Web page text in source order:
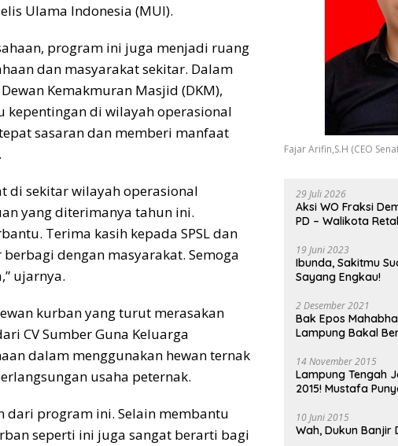
Ulama Indonesia (MUI).
program ini juga menjadi ruang
dan masyarakat sekitar. Dalam
Kemakmuran Masjid (DKM),
kepentingan di wilayah operasional
sasaran dan memberi manfaat
di sekitar wilayah operasional
yang diterimanya tahun ini.
Terima kasih kepada SPSL dan
dengan masyarakat. Semoga
ujarnya.
kurban yang turut merasakan
CV Sumber Guna Keluarga
dalam menggunakan hewan ternak
usaha peternak.
dari program ini. Selain membantu
seperti ini juga sangat berarti bagi
Fajar Arifin,S.H (CEO
29 Juli 2026
Aksi WO Fraksi
PD – Walikota
19 Juni 2023
Ibunda, Sakitmu
Sayang Engkau!
2 Desember 2021
Bak Epos
Lampung Bakal
14 November 2015
Lampung Tengah
2015! Mustafa
10 Juni 2015
Wah, Dukun Banjir